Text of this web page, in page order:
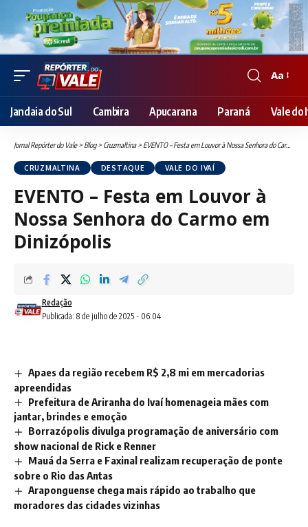
Font
Resizer
Aa
Jandaia do Sul Cambira Apucarana Paraná Vale do
Jornal Repórter do Vale> Blog> Cruzmaltina> EVENTO – Festa em Louvor à Nossa Senhora do Carmo em Dinizópolis
CRUZMALTINA DESTAQUE VALE DO IVAÍ
EVENTO – Festa em Louvor à
Nossa Senhora do Carmo em
Dinizópolis
Publicada: 8 de julho de 2025 - 06:04
Redação
Apaes da região recebem R$ 2,8 mi em mercadorias
apreendidas
Prefeitura de Ariranha do Ivaí homenageia mães com
jantar, brindes e emoção
Borrazópolis divulga programação de aniversário com
show nacional de Rick e Renner
Mauá da Serra e Faxinal realizam recuperação de ponte
sobre o Rio das Antas
Araponguense chega mais rápido ao trabalho que
moradores das cidades vizinhas